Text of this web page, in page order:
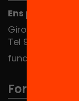
Ens pots trobar
Girona 34,
Tel 934 588 700
Formem